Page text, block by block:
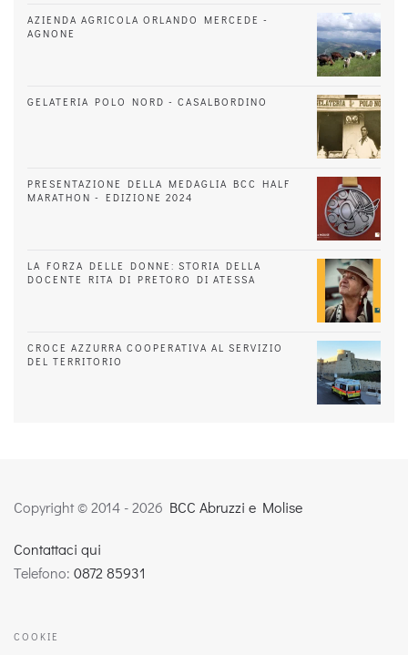
AZIENDA AGRICOLA ORLANDO MERCEDE -
AGNONE
GELATERIA POLO NORD - CASALBORDINO
PRESENTAZIONE DELLA MEDAGLIA BCC HALF
MARATHON - EDIZIONE 2024
LA FORZA DELLE DONNE: STORIA DELLA
DOCENTE RITA DI PRETORO DI ATESSA
CROCE AZZURRA COOPERATIVA AL SERVIZIO
DEL TERRITORIO
Copyright © 2014 -2026 BCC Abruzzi e Molise
Contattaci qui
Telefono: 0872 85931
COOKIE